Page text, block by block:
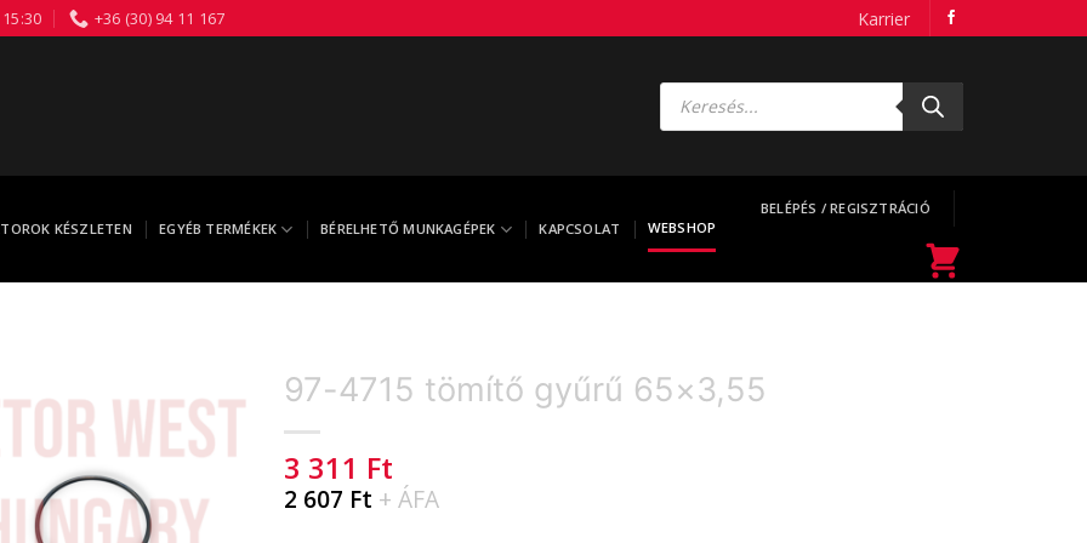
+36 (30) 94 11 167 Karrier
Products
search
KÉSZLETEN EGYÉB TERMÉKEK BÉRELHETŐ MUNKAGÉPEK KAPCSOLAT WEBSHOP
BELÉPÉS / REGISZTRÁCIÓ
97-4715 tömítő gyűrű 65×3,55
3 311 Ft
2 607 Ft + ÁFA